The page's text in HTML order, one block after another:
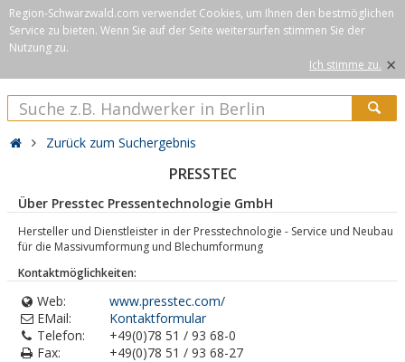
Region-Schwarzwald.com verwendet Cookies, um Ihnen den bestmöglichen
Service zu bieten. Wenn Sie auf der Seite weitersurfen stimmen Sie der
Nutzung zu.
Ich stimme zu. ×
Zurück zum Suchergebnis
PRESSTEC
Über Presstec Pressentechnologie GmbH
Hersteller und Dienstleister in der Presstechnologie - Service und Neubau
für die Massivumformung und Blechumformung
Kontaktmöglichkeiten:
Web:
www.presstec.com/
EMail:
Kontaktformular
Telefon:
+49(0)78 51 / 93 68-0
Fax:
+49(0)78 51 / 93 68-27